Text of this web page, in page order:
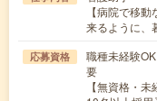
【病院で移
来るように、
応募資格
職種未経験
要
【無資格・